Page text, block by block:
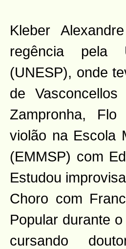
Kleber
regência pela
(UNESP), onde
de
Zampronha,
violão na Escola
(EMMSP) com
Estudou
Choro com
Popular durante
cursando